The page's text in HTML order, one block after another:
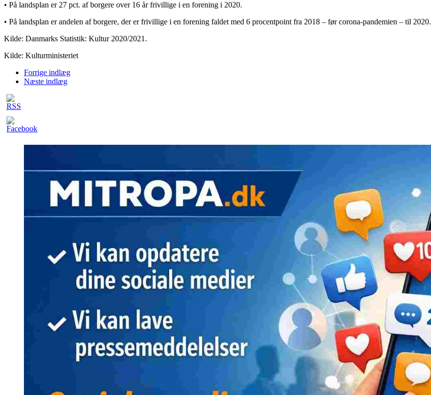
• På landsplan er 27 pct. af borgere over 16 år frivillige i en forening i 2020.
• På landsplan er andelen af borgere, der er frivillige i en forening faldet med 6 procentpoint fra 2018 – før corona-pandemien – til 2020.
Kilde: Danmarks Statistik: Kultur 2020/2021.
Kilde: Kulturministeriet
Forrige indlæg
Næste indlæg